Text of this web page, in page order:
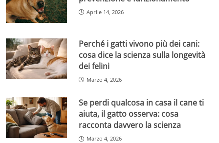
Aprile 14, 2026
Perché i gatti vivono più dei cani:
cosa dice la scienza sulla longevità
dei felini
Marzo 4, 2026
Se perdi qualcosa in casa il cane ti
aiuta, il gatto osserva: cosa
racconta davvero la scienza
Marzo 4, 2026